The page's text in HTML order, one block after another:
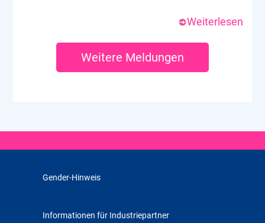
Weiterlesen
Weitere Meldungen
Informationen für Industriepartner
Gender-Hinweis